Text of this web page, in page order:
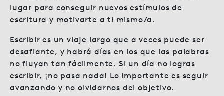
lugar para conseguir nuevos estímulos de
escritura y motivarte a ti mismo/a.
Escribir es un viaje largo que a veces puede ser
desafiante, y habrá días en los que las palabras
no fluyan tan fácilmente. Si un día no logras
escribir, ¡no pasa nada! Lo importante es seguir
avanzando y no olvidarnos del objetivo.